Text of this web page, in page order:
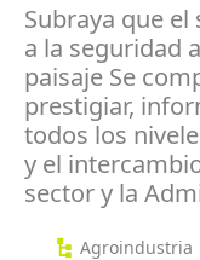
Subraya que
a la seguridad
paisaje Se
prestigiar,
todos los
y el
sector y la
Agroindustria